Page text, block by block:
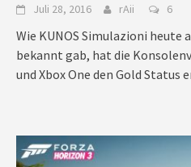
Juli 28, 2016 rAii 6
Wie KUNOS Simulazioni heute
bekannt gab, hat die
und Xbox One den Gold Status